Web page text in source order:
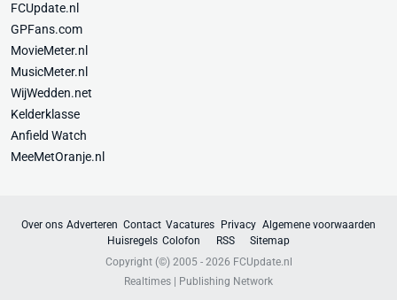
FCUpdate.nl
GPFans.com
MovieMeter.nl
MusicMeter.nl
WijWedden.net
Kelderklasse
Anfield Watch
MeeMetOranje.nl
Over ons Adverteren Contact Vacatures Privacy Algemene voorwaarden
Huisregels Colofon RSS
Sitemap
Copyright (©) 2005 - 2026 FCUpdate.nl
Realtimes | Publishing Network